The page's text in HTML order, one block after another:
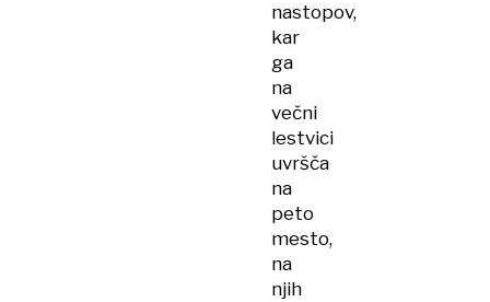
nastopov,
kar
ga
na
večni
lestvici
uvršča
na
peto
mesto,
na
njih